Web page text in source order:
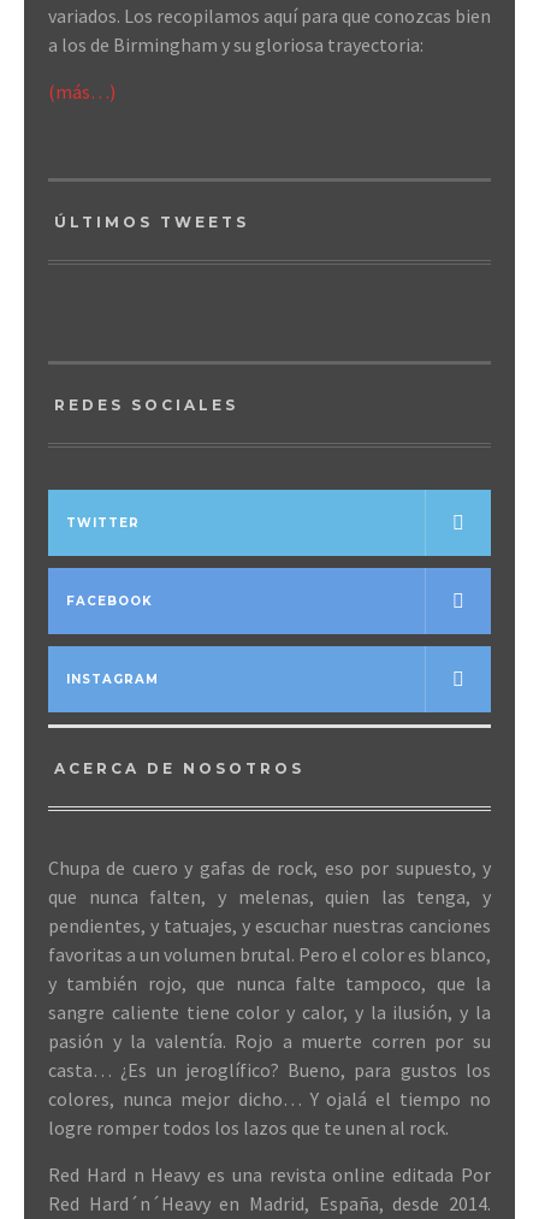
variados. Los recopilamos aquí para que conozcas bien
a los de Birmingham y su gloriosa trayectoria:
(más…)
ÚLTIMOS TWEETS
REDES SOCIALES
TWITTER
FACEBOOK
INSTAGRAM
ACERCA DE NOSOTROS
Chupa de cuero y gafas de rock, eso por supuesto, y
que nunca falten, y melenas, quien las tenga, y
pendientes, y tatuajes, y escuchar nuestras canciones
favoritas a un volumen brutal. Pero el color es blanco,
y también rojo, que nunca falte tampoco, que la
sangre caliente tiene color y calor, y la ilusión, y la
pasión y la valentía. Rojo a muerte corren por su
casta… ¿Es un jeroglífico? Bueno, para gustos los
colores, nunca mejor dicho… Y ojalá el tiempo no
logre romper todos los lazos que te unen al rock.
Red Hard n Heavy es una revista online editada Por
Red Hard´n´Heavy en Madrid, España, desde 2014.